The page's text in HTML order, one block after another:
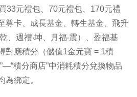
33元禮包、70元禮包、170元禮
尊卡、成長基金、轉生基金、飛升
、週禮‧坤、月福‧震）、盈福基
對應積分（儲值1金元寶 = 1積
積分商店”中消耗積分兌換物品
為綁定。